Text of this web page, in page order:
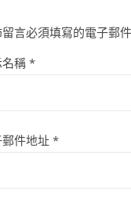
言必須填寫的電子郵
稱 *
件地址 *